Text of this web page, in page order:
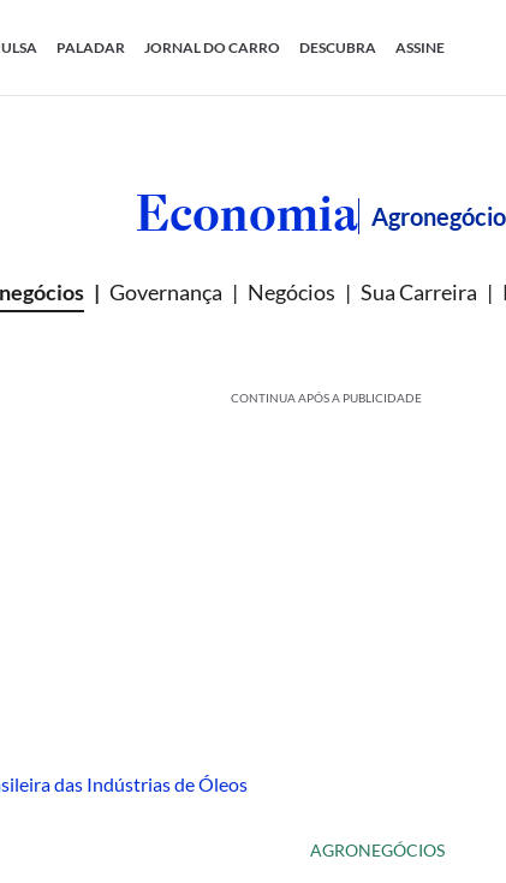
PALADAR JORNAL DO CARRO DESCUBRA ASSINE
Economia
Governança Negócios Sua Carreira
CONTINUA APÓS A PUBLICIDADE
AGRONEGÓCIOS